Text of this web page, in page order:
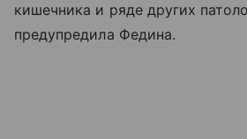
кишечника и ряде других
предупредила Федина.